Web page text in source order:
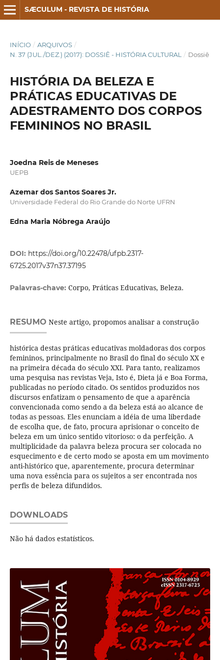
SÆCULUM - REVISTA DE HISTÓRIA
INÍCIO / ARQUIVOS /
N. 37 (JUL./DEZ.) (2017): DOSSIÊ - HISTÓRIA CULTURAL
/ Dossiê
HISTÓRIA DA BELEZA E
PRÁTICAS EDUCATIVAS DE
ADESTRAMENTO DOS CORPOS
FEMININOS NO BRASIL
Joedna Reis de Meneses
UEPB
Azemar dos Santos Soares Jr.
Universidade Federal do Rio Grande do Norte UFRN
Edna Maria Nóbrega Araújo
DOI: https://doi.org/10.22478/ufpb.2317-
6725.2017v37n37.37195
Palavras-chave: Corpo, Práticas Educativas, Beleza.
RESUMO Neste artigo, propomos analisar a construção
histórica destas práticas educativas moldadoras dos corpos
femininos, principalmente no Brasil do final do século XX e
na primeira década do século XXI. Para tanto, realizamos
uma pesquisa nas revistas Veja, Isto é, Dieta já e Boa Forma,
publicadas no período citado. Os sentidos produzidos nos
discursos enfatizam o pensamento de que a aparência
convencionada como sendo a da beleza está ao alcance de
todas as pessoas. Eles enunciam a idéia de uma liberdade
de escolha que, de fato, procura aprisionar o conceito de
beleza em um único sentido vitorioso: o da perfeição. A
multiplicidade da palavra beleza procura ser colocada no
esquecimento e de certo modo se aposta em um movimento
anti-histórico que, aparentemente, procura determinar
uma nova essência para os sujeitos a ser encontrada nos
perfis de beleza difundidos.
DOWNLOADS
Não há dados estatísticos.